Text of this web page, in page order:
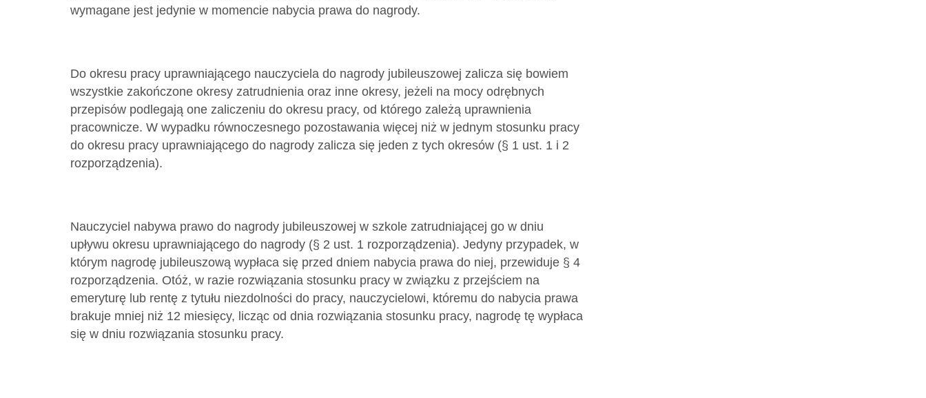
wymagane jest jedynie w momencie nabycia prawa do nagrody.
Do okresu pracy uprawniającego nauczyciela do nagrody jubileuszowej zalicza się bowiem
wszystkie zakończone okresy zatrudnienia oraz inne okresy, jeżeli na mocy odrębnych
przepisów podlegają one zaliczeniu do okresu pracy, od którego zależą uprawnienia
pracownicze. W wypadku równoczesnego pozostawania więcej niż w jednym stosunku pracy
do okresu pracy uprawniającego do nagrody zalicza się jeden z tych okresów (§ 1 ust. 1 i 2
rozporządzenia).
Nauczyciel nabywa prawo do nagrody jubileuszowej w szkole zatrudniającej go w dniu
upływu okresu uprawniającego do nagrody (§ 2 ust. 1 rozporządzenia). Jedyny przypadek, w
którym nagrodę jubileuszową wypłaca się przed dniem nabycia prawa do niej, przewiduje § 4
rozporządzenia. Otóż, w razie rozwiązania stosunku pracy w związku z przejściem na
emeryturę lub rentę z tytułu niezdolności do pracy, nauczycielowi, któremu do nabycia prawa
brakuje mniej niż 12 miesięcy, licząc od dnia rozwiązania stosunku pracy, nagrodę tę wypłaca
się w dniu rozwiązania stosunku pracy.